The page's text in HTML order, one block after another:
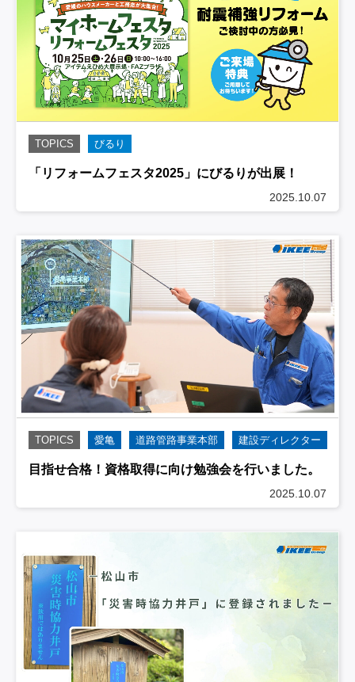
TOPICS びるり
「リフォームフェスタ2025」にびるりが出展！
2025.10.07
TOPICS 愛亀 道路管路事業本部 建設ディレクター
目指せ合格！資格取得に向け勉強会を行いました。
2025.10.07